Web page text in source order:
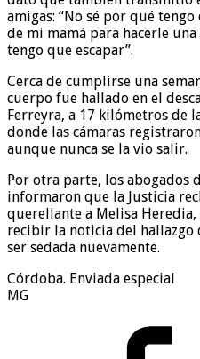
amigas: “No sé por qué
de mi mamá para hacerle
tengo que escapar”.
Cerca de cumplirse una
cuerpo fue hallado en el
Ferreyra, a 17 kilómetros de
donde las cámaras
aunque nunca se la vio salir.
Por otra parte, los abogados
informaron que la Justicia
querellante a Melisa
recibir la noticia del
ser sedada nuevamente.
Córdoba. Enviada especial
MG